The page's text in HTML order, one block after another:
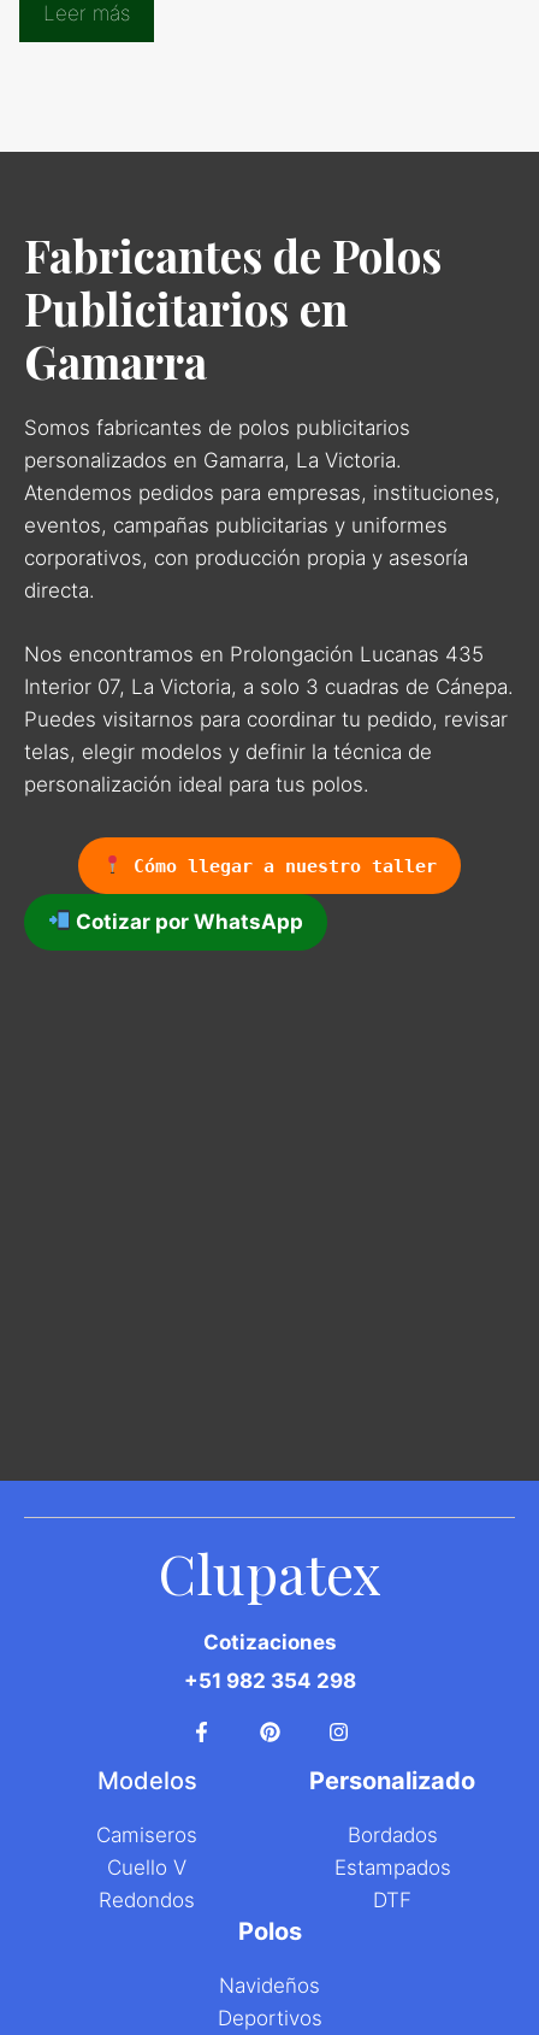
Leer más
Fabricantes de Polos
Publicitarios en
Gamarra
Somos fabricantes de polos publicitarios
personalizados en Gamarra, La Victoria.
Atendemos pedidos para empresas, instituciones,
eventos, campañas publicitarias y uniformes
corporativos, con producción propia y asesoría
directa.
Nos encontramos en Prolongación Lucanas 435
Interior 07, La Victoria, a solo 3 cuadras de Cánepa.
Puedes visitarnos para coordinar tu pedido, revisar
telas, elegir modelos y definir la técnica de
personalización ideal para tus polos.
Cómo llegar a nuestro taller
Cotizar por WhatsApp
Clupatex
Cotizaciones
+51 982 354 298
Modelos
Camiseros
Cuello V
Redondos
Personalizado
Bordados
Estampados
DTF
Polos
Navideños
Deportivos